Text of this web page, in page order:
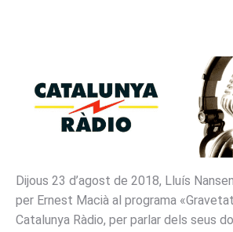
Dijous 23 d’agost de 2018, Lluís
per Ernest Macià al programa
Catalunya Ràdio, per parlar dels seus